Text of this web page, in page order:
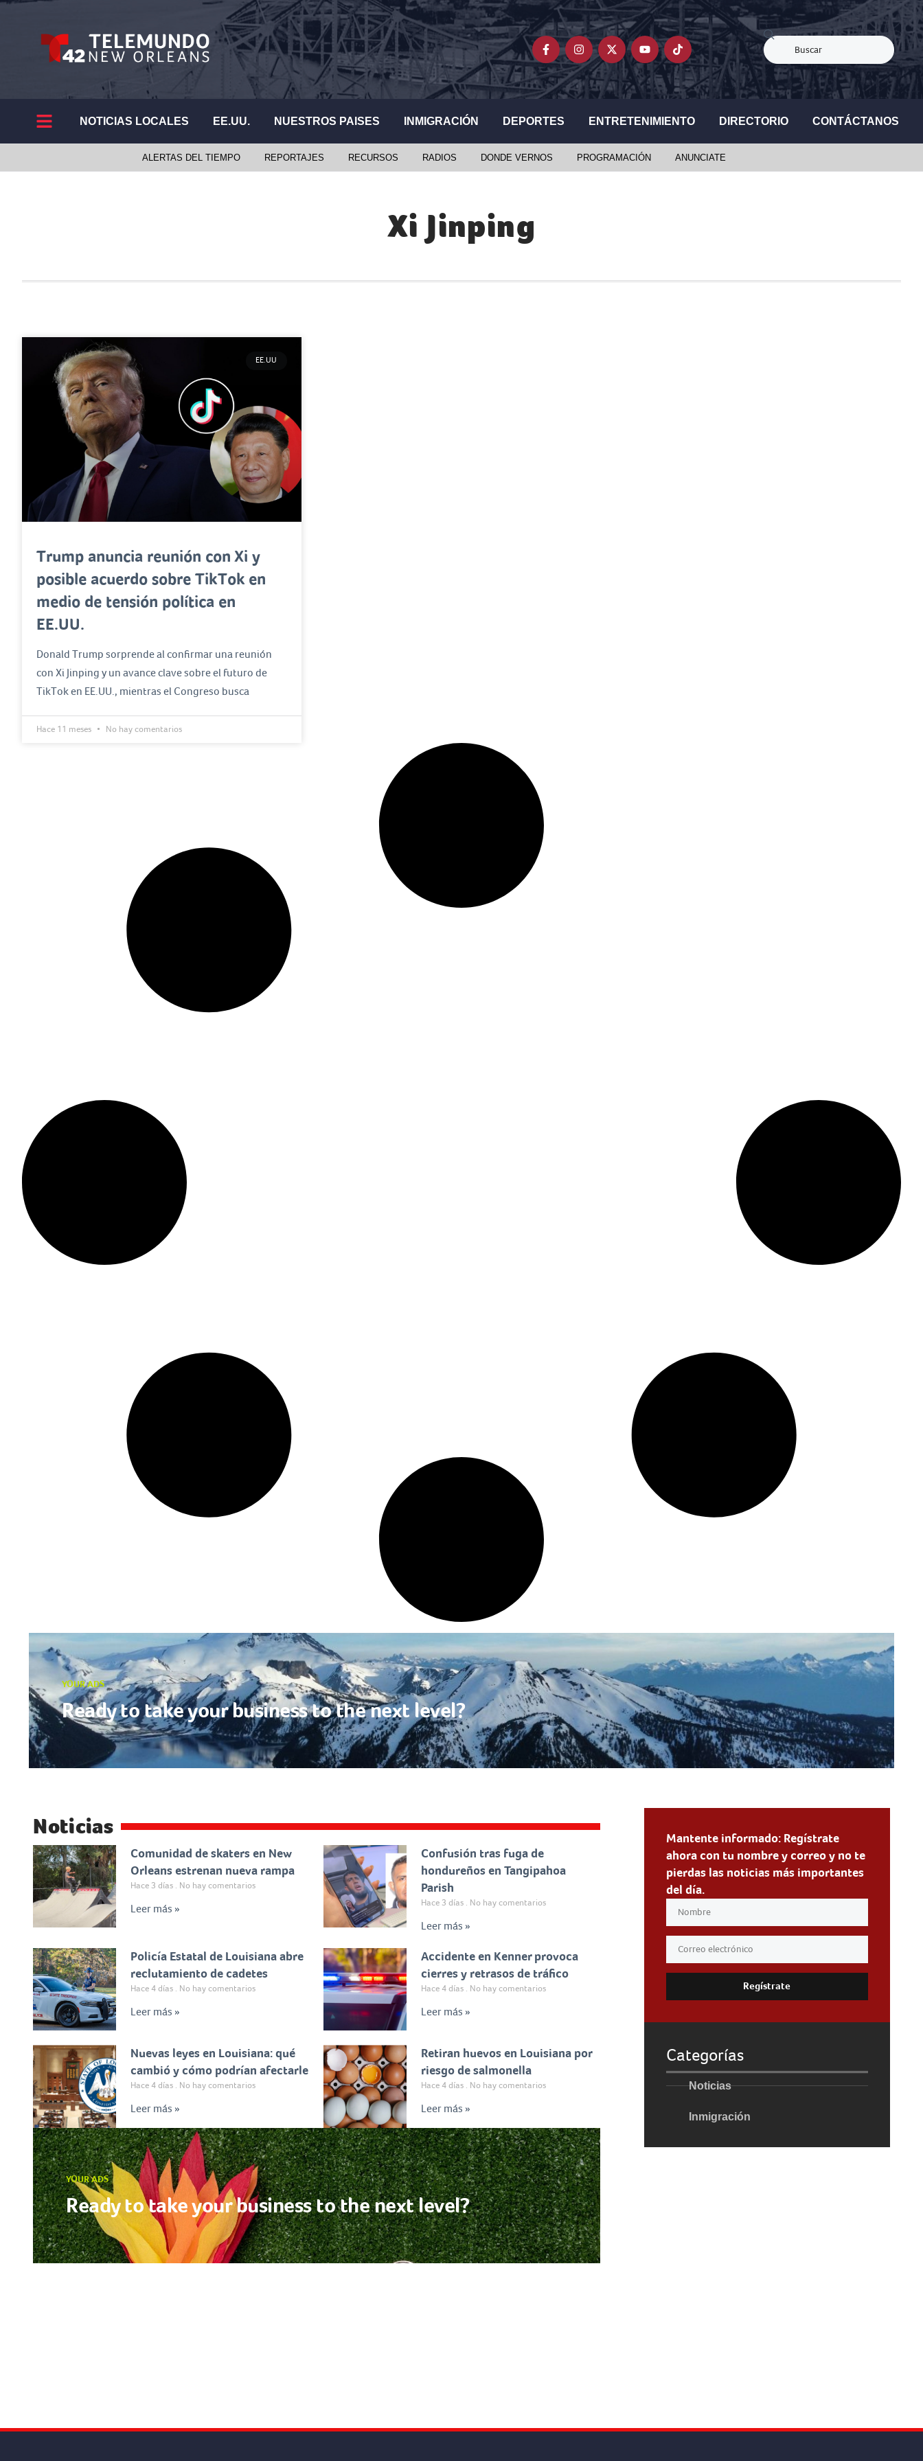
NOTICIAS LOCALES EE.UU. NUESTROS PAISES INMIGRACIÓN DEPORTES ENTRETENIMIENTO DIRECTORIO CONTÁCTANOS
ALERTAS DEL TIEMPO REPORTAJES RECURSOS RADIOS DONDE VERNOS PROGRAMACIÓN ANUNCIATE
Xi Jinping
EE.UU
Trump anuncia reunión con Xi y
posible acuerdo sobre TikTok en
medio de tensión política en
EE.UU.
Donald Trump sorprende al confirmar una reunión
con Xi Jinping y un avance clave sobre el futuro de
TikTok en EE.UU., mientras el Congreso busca
Hace 11 meses No hay comentarios
YOUR ADS
Ready to take your business to the next level?
Noticias
Comunidad de skaters en New
Orleans estrenan nueva rampa
Hace 3 días No hay comentarios
Leer más »
Confusión tras fuga de
hondureños en Tangipahoa
Parish
Hace 3 días No hay comentarios
Leer más »
Policía Estatal de Louisiana abre
reclutamiento de cadetes
Hace 4 días No hay comentarios
Leer más »
Accidente en Kenner provoca
cierres y retrasos de tráfico
Hace 4 días No hay comentarios
Leer más »
Nuevas leyes en Louisiana: qué
cambió y cómo podrían afectarle
Hace 4 días No hay comentarios
Leer más »
Retiran huevos en Louisiana por
riesgo de salmonella
Hace 4 días No hay comentarios
Leer más »
YOUR ADS
Ready to take your business to the next level?
Mantente informado: Regístrate
ahora con tu nombre y correo y no te
pierdas las noticias más importantes
del día.
Regístrate
Categorías
Noticias
Inmigración